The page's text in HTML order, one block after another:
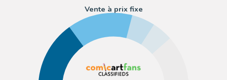
Vente à prix fixe